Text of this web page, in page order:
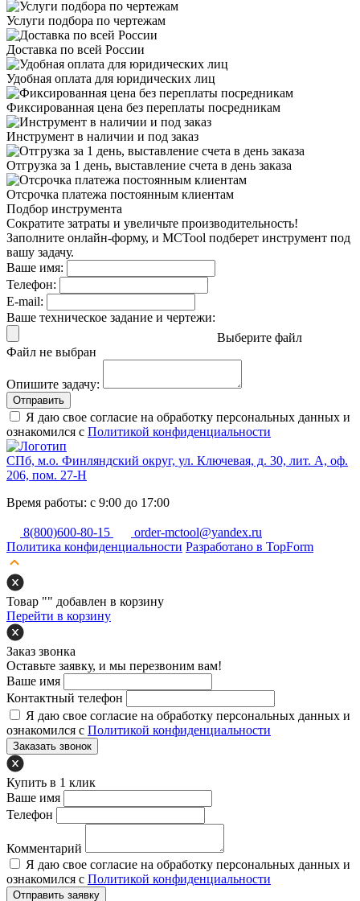
Услуги подбора по чертежам
Доставка по всей России
Удобная оплата для юридических лиц
Фиксированная цена без переплаты посредникам
Инструмент в наличии и под заказ
Отгрузка за 1 день, выставление счета в день заказа
Отсрочка платежа постоянным клиентам
Подбор инструмента
Сократите затраты и увеличьте производительность!
Заполните онлайн-форму, и MCTool подберет инструмент под
вашу задачу.
Ваше имя:
Телефон:
E-mail:
Ваше техническое задание и чертежи:
Выберите файл
Файл не выбран
Опишите задачу:
Отправить
Я даю свое согласие на обработку персональных данных и
ознакомился с Политикой конфиденциальности
СПб, м.о. Финляндский округ, ул. Ключевая, д. 30, лит. А, оф.
206, пом. 27-Н
Время работы: с 9:00 до 17:00
8(800)600-80-15
order-mctool@yandex.ru
Политика конфиденциальности Разработано в TopForm
Товар "" добавлен в корзину
Перейти в корзину
Заказ звонка
Оставьте заявку, и мы перезвоним вам!
Ваше имя
Контактный телефон
Я даю свое согласие на обработку персональных данных и
ознакомился с Политикой конфиденциальности
Заказать звонок
Купить в 1 клик
Ваше имя
Телефон
Комментарий
Я даю свое согласие на обработку персональных данных и
ознакомился с Политикой конфиденциальности
Отправить заявку